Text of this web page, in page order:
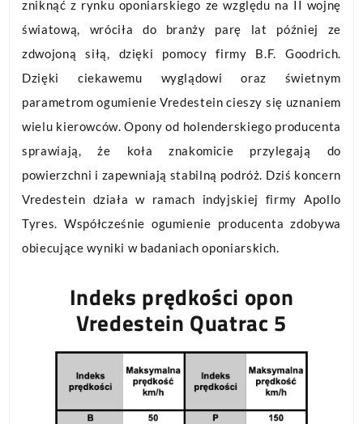
zniknąć z rynku oponiarskiego ze względu na II wojnę
światową, wróciła do branży parę lat później ze
zdwojoną siłą, dzięki pomocy firmy B.F. Goodrich.
Dzięki ciekawemu wyglądowi oraz świetnym
parametrom ogumienie Vredestein cieszy się uznaniem
wielu kierowców. Opony od holenderskiego producenta
sprawiają, że koła znakomicie przylegają do
powierzchni i zapewniają stabilną podróż. Dziś koncern
Vredestein działa w ramach indyjskiej firmy Apollo
Tyres. Współcześnie ogumienie producenta zdobywa
obiecujące wyniki w badaniach oponiarskich.
Indeks prędkości opon
Vredestein Quatrac 5